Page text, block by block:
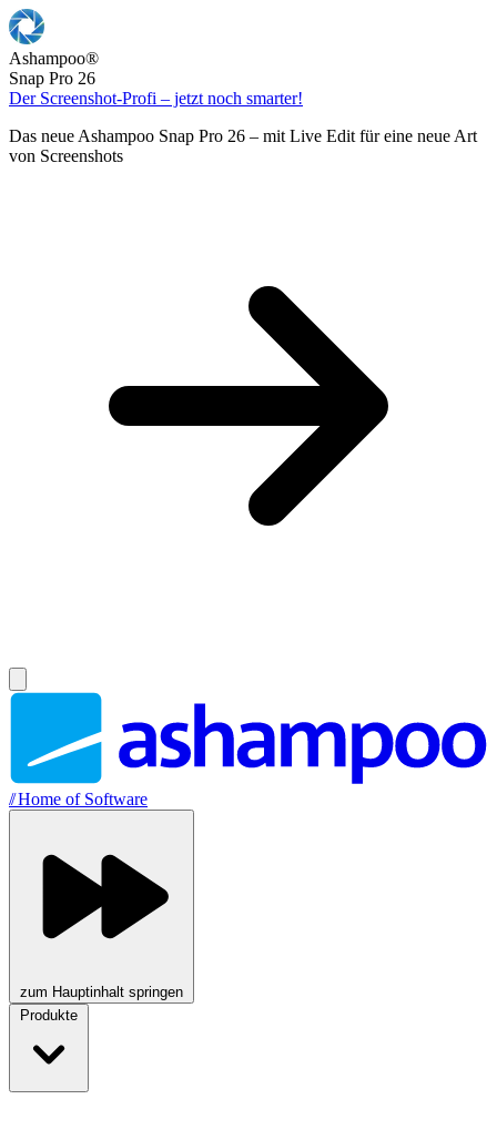
Ashampoo®
Snap Pro 26
Der Screenshot-Profi – jetzt noch smarter!
Das neue Ashampoo Snap Pro 26 – mit Live Edit für eine neue Art
von Screenshots
//Home of Software
zum Hauptinhalt springen
Produkte